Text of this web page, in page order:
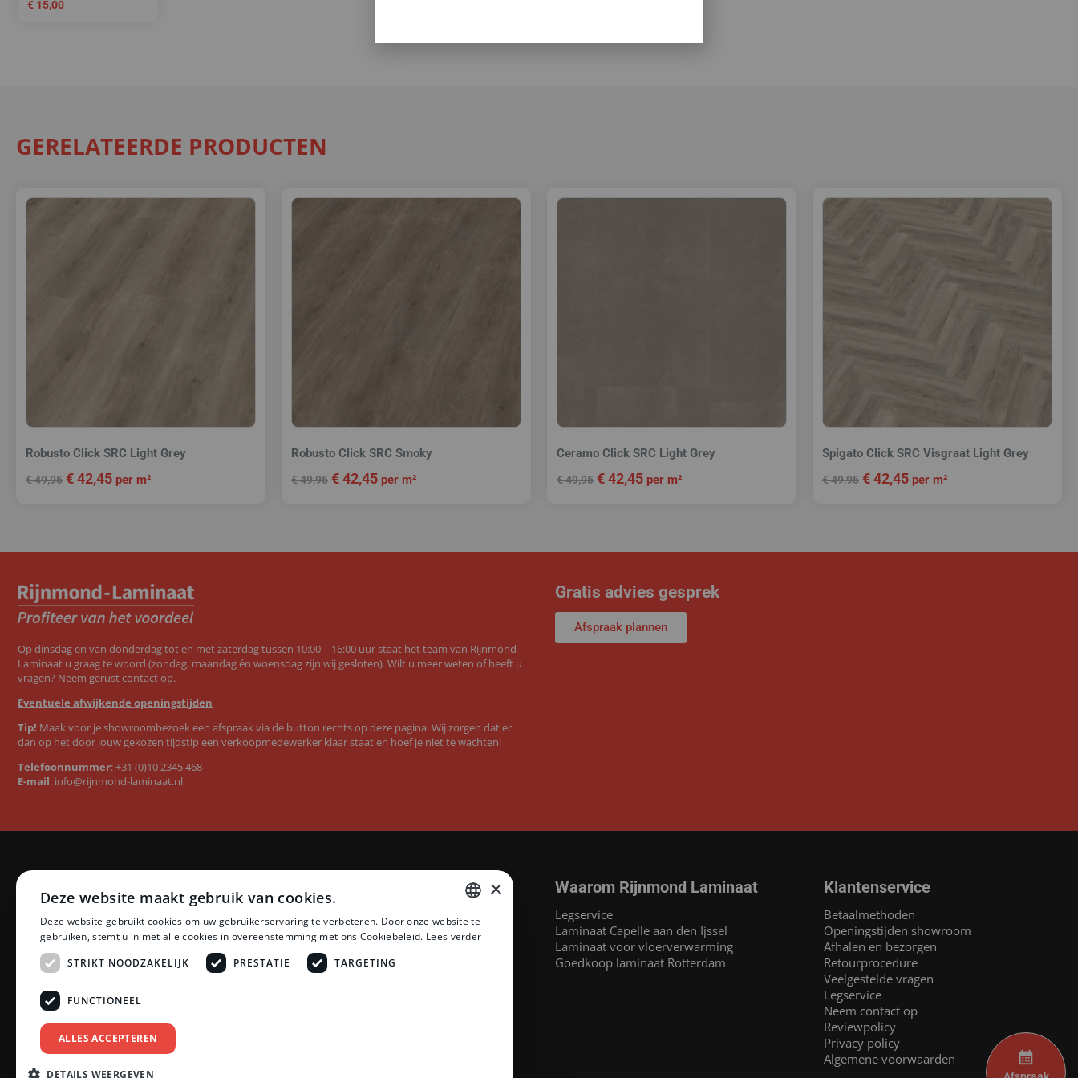
€ 15,00
GERELATEERDE PRODUCTEN
Robusto Click SRC Light Grey
€49,95 €42,45 per m²
Robusto Click SRC Smoky
€49,95 €42,45 per m²
Ceramo Click SRC Light Grey
€49,95 €42,45 per m²
Spigato Click SRC Visgraat Light Grey
€49,95 €42,45 per m²
Op dinsdag en van donderdag tot en met zaterdag tussen 10:00 – 16:00 uur staat het team van Rijnmond-
Laminaat u graag te woord (zondag, maandag én woensdag zijn wij gesloten). Wilt u meer weten of heeft u
vragen? Neem gerust contact op.
Eventuele afwijkende openingstijden
Tip! Maak voor je showroombezoek een afspraak via de button rechts op deze pagina. Wij zorgen dat er
dan op het door jouw gekozen tijdstip een verkoopmedewerker klaar staat en hoef je niet te wachten!
Telefoonnummer:+31 (0)10 2345 468
E-mail: info@rijnmond-laminaat.nl
Gratis advies gesprek
Afspraak plannen
Laminaat
PVC vloeren
Ondervloeren
Plinten
Profielen
Accessoires
Zonwering
Schoonmaak en Onderhoud
Quick-Step laminaat
Floer PVC MEGAMAT©
Floer laminaat
Ambiant laminaat
LifeStyle by Headlam PVC
Waarom Rijnmond Laminaat
Legservice
Laminaat Capelle aan den Ijssel
Laminaat voor vloerverwarming
Goedkoop laminaat Rotterdam
Klantenservice
Betaalmethoden
Openingstijden showroom
Afhalen en bezorgen
Retourprocedure
Veelgestelde vragen
Legservice
Neem contact op
Reviewpolicy
Privacy policy
Algemene voorwaarden
DUTCH
×
Deze website maakt gebruik van cookies.
Deze website gebruikt cookies om uw gebruikerservaring te verbeteren. Door onze website te
gebruiken, stemt u in met alle cookies in overeenstemming met ons Cookiebeleid. Lees verder
STRIKT NOODZAKELIJK
PRESTATIE TARGETING
FUNCTIONEEL
ALLES ACCEPTEREN
DETAILS WEERGEVEN